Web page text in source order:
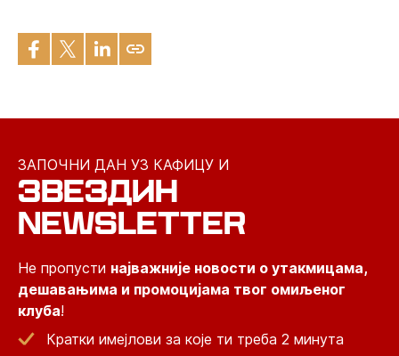
ЗАПОЧНИ ДАН УЗ КАФИЦУ И
ЗВЕЗДИН
NEWSLETTER
Не пропусти најважније новости о утакмицама,
дешавањима и промоцијама твог омиљеног
клуба!
Кратки имејлови за које ти треба 2 минута